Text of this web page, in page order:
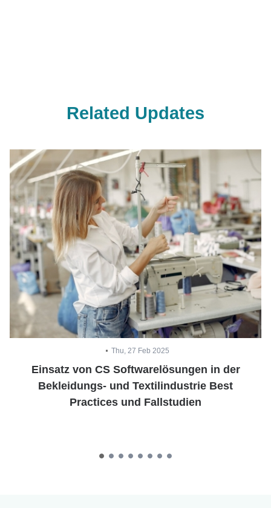
Related Updates
Thu, 27 Feb 2025
Einsatz von CS Softwarelösungen in der
Bekleidungs- und Textilindustrie Best
Practices und Fallstudien